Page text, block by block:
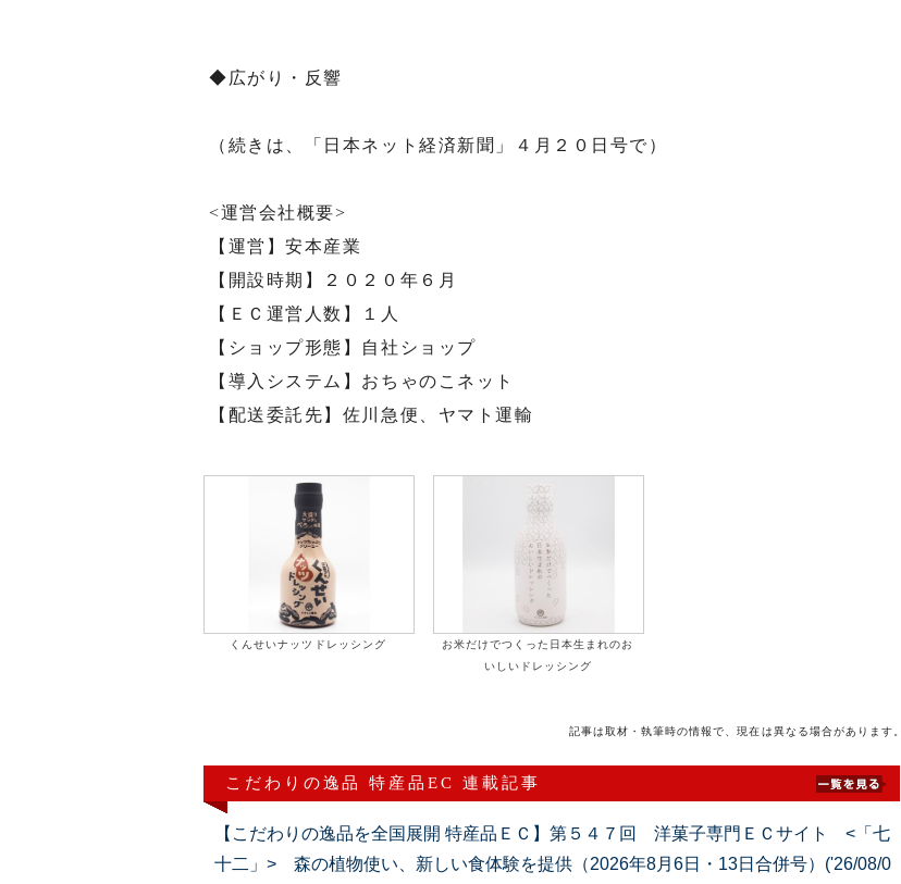
◆広がり・反響
（続きは、「日本ネット経済新聞」４月２０日号で）
<運営会社概要>
【運営】安本産業
【開設時期】２０２０年６月
【ＥＣ運営人数】１人
【ショップ形態】自社ショップ
【導入システム】おちゃのこネット
【配送委託先】佐川急便、ヤマト運輸
くんせいナッツドレッシング
お米だけでつくった日本生まれのお
いしいドレッシング
記事は取材・執筆時の情報で、現在は異なる場合があります。
こだわりの逸品 特産品EC 連載記事
【こだわりの逸品を全国展開 特産品ＥＣ】第５４７回 洋菓子専門ＥＣサイト <「七
十二」> 森の植物使い、新しい食体験を提供（2026年8月6日・13日合併号）('26/08/0